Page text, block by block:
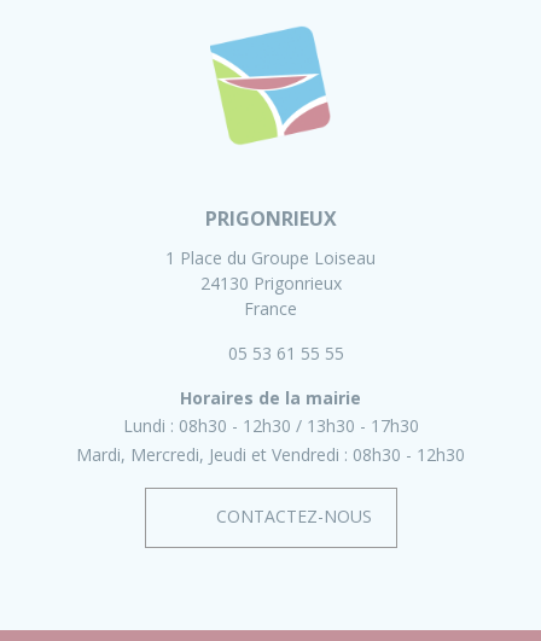
PRIGONRIEUX
1 Place du Groupe Loiseau
24130 Prigonrieux
France
05 53 61 55 55
Horaires de la mairie
Lundi : 08h30 - 12h30
13h30 - 17h30
Mardi, Mercredi, Jeudi et Vendredi : 08h30 - 12h30
CONTACTEZ-NOUS